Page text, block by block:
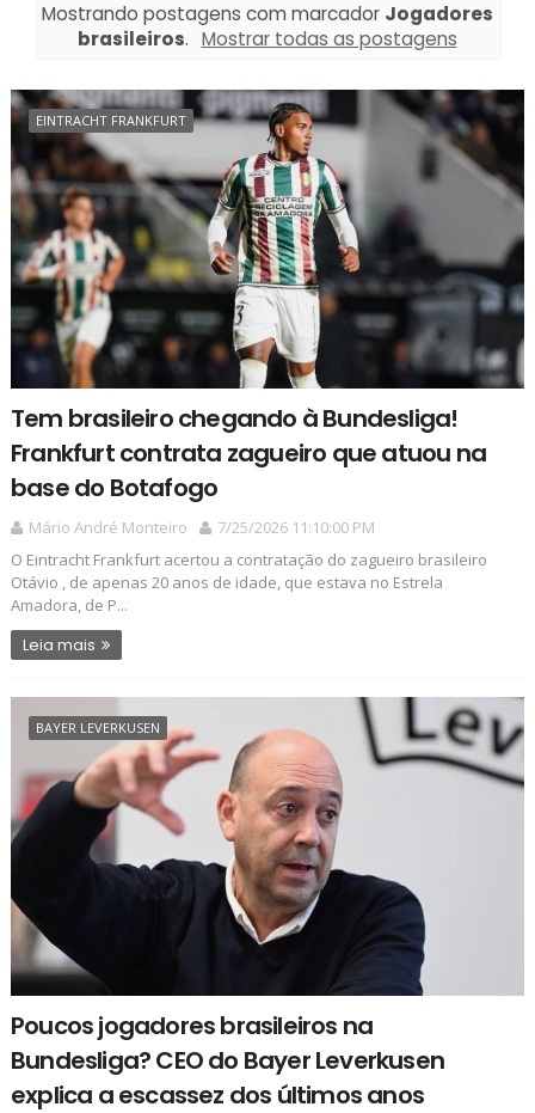
Mostrando postagens com marcador Jogadores
brasileiros. Mostrar todas as postagens
EINTRACHT FRANKFURT
Tem brasileiro chegando à Bundesliga!
Frankfurt contrata zagueiro que atuou na
base do Botafogo
Mário André Monteiro
7/25/2026 11:10:00 PM
O Eintracht Frankfurt acertou a contratação do zagueiro brasileiro
Otávio , de apenas 20 anos de idade, que estava no Estrela
Amadora, de P...
Leia mais
BAYER LEVERKUSEN
Poucos jogadores brasileiros na
Bundesliga? CEO do Bayer Leverkusen
explica a escassez dos últimos anos